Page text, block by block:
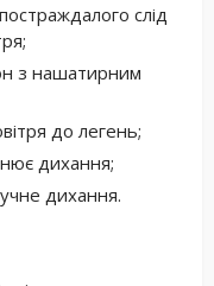
слід
з нашатирним
до легень;
дихання;
дихання.